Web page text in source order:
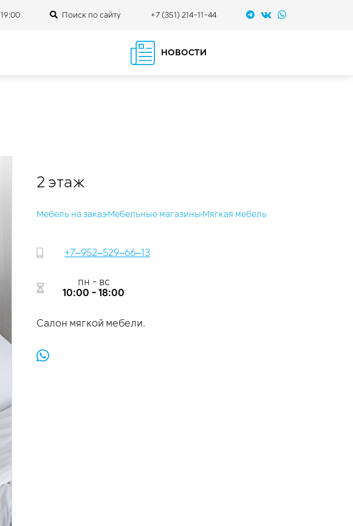
Поиск по сайту +7 (351) 214-11-44
НОВОСТИ
2 этаж
Мебель на заказМебельные магазиныМягкая мебель
+7‒952‒529‒66‒13
пн - вс
10:00 - 18:00
​Салон мягкой мебели.